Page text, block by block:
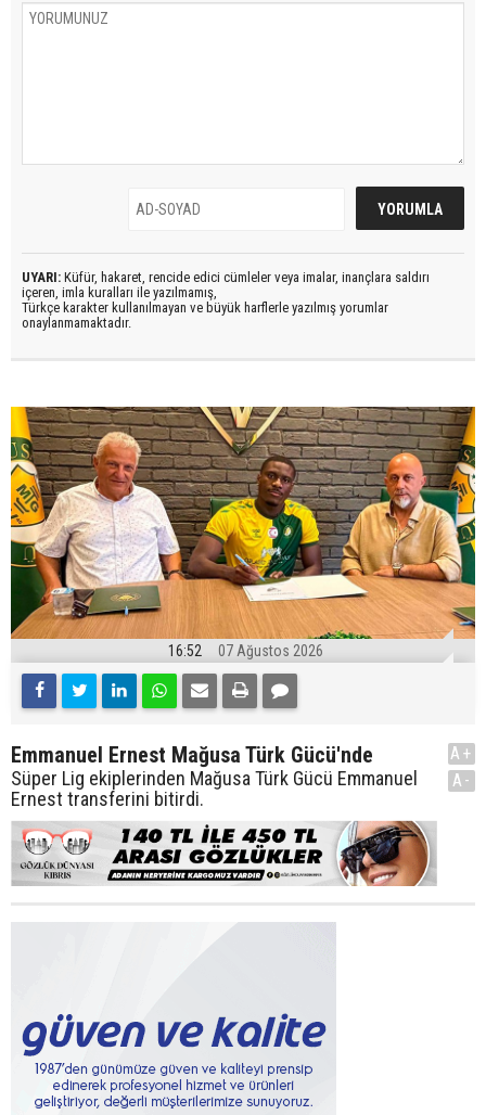
UYARI: Küfür, hakaret, rencide edici cümleler veya imalar, inançlara saldırı
içeren, imla kuralları ile yazılmamış,
Türkçe karakter kullanılmayan ve büyük harflerle yazılmış yorumlar
onaylanmamaktadır.
16:52 07 Ağustos 2026
Emmanuel Ernest Mağusa Türk Gücü'nde
Süper Lig ekiplerinden Mağusa Türk Gücü Emmanuel
Ernest transferini bitirdi.
A+
A-